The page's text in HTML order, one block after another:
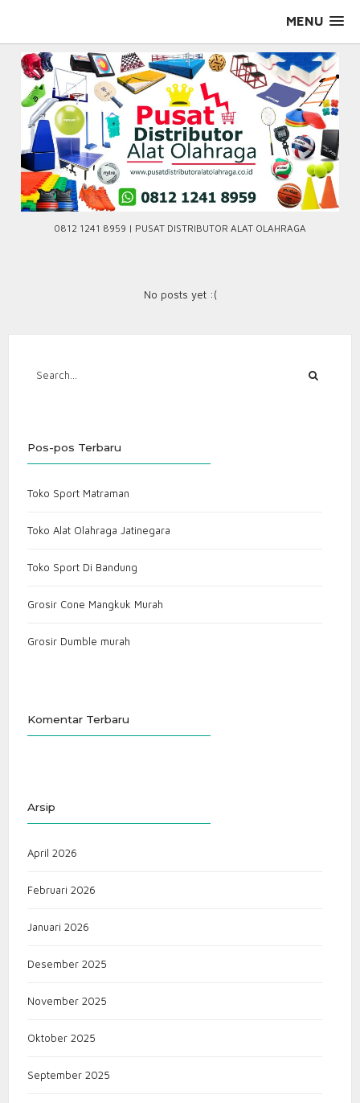
MENU
0812 1241 8959 | PUSAT DISTRIBUTOR ALAT OLAHRAGA
No posts yet :(
Pos-pos Terbaru
Toko Sport Matraman
Toko Alat Olahraga Jatinegara
Toko Sport Di Bandung
Grosir Cone Mangkuk Murah
Grosir Dumble murah
Komentar Terbaru
Arsip
April 2026
Februari 2026
Januari 2026
Desember 2025
November 2025
Oktober 2025
September 2025